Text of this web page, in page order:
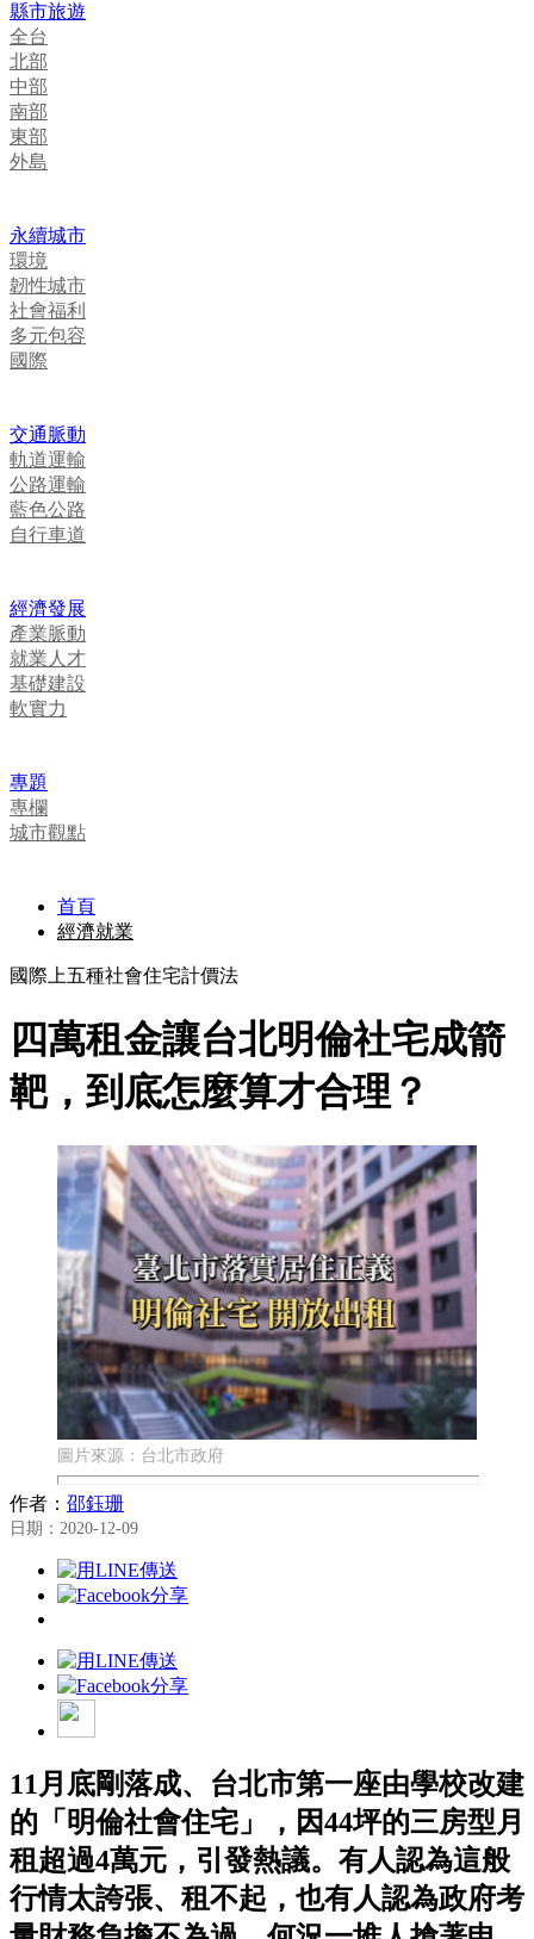
縣市旅遊
全台
北部
中部
南部
東部
外島
永續城市
環境
韌性城市
社會福利
多元包容
國際
交通脈動
軌道運輸
公路運輸
藍色公路
自行車道
經濟發展
產業脈動
就業人才
基礎建設
軟實力
專題
專欄
城市觀點
首頁
經濟就業
國際上五種社會住宅計價法
四萬租金讓台北明倫社宅成箭
靶，到底怎麼算才合理？
圖片來源：台北市政府
作者： 邵鈺珊
日期：2020-12-09
11月底剛落成、台北市第一座由學校改建
的「明倫社會住宅」，因44坪的三房型月
租超過4萬元，引發熱議。有人認為這般
行情太誇張、租不起，也有人認為政府考